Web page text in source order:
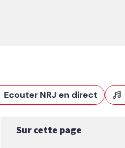
Ecouter NRJ en direct
Sur cette page